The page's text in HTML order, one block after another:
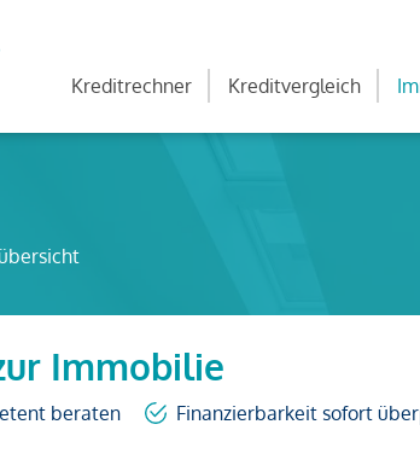
Kreditrechner Kreditvergleich
Immobilie
beraten Finanzierbarkeit sofort